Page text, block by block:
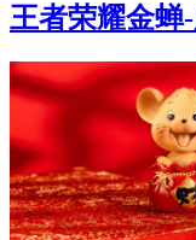
王者荣耀金蝉